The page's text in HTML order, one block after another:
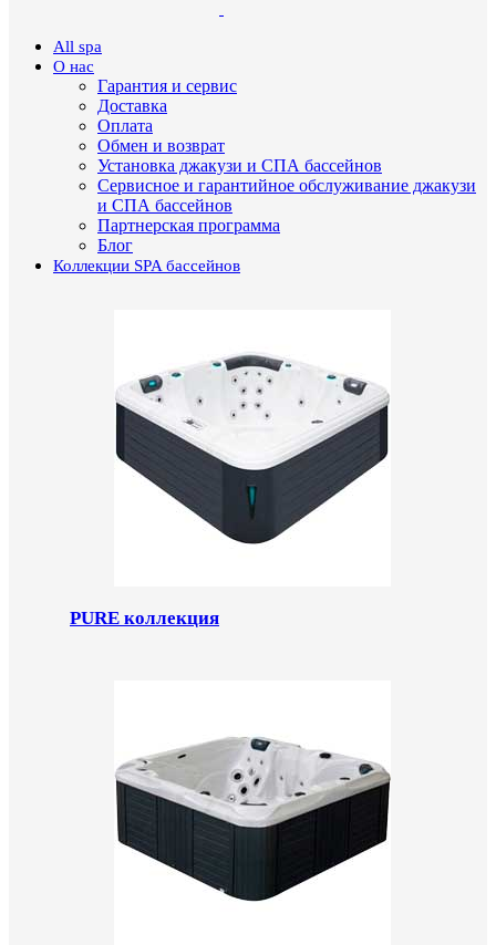
All spa
О нас
Гарантия и сервис
Доставка
Оплата
Обмен и возврат
Установка джакузи и СПА бассейнов
Сервисное и гарантийное обслуживание джакузи
и СПА бассейнов
Партнерская программа
Блог
Коллекции SPA бассейнов
PURE коллекция